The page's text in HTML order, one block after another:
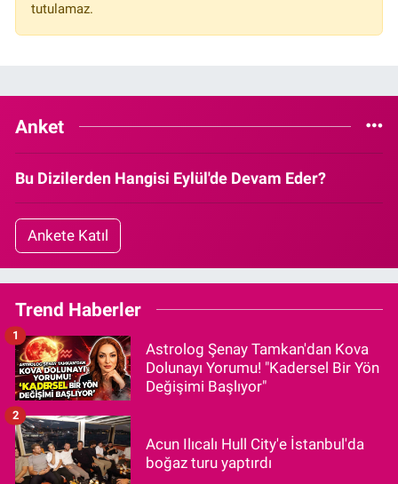
tutulamaz.
Anket
Bu Dizilerden Hangisi Eylül'de Devam Eder?
Ankete Katıl
Trend Haberler
Astrolog Şenay Tamkan'dan Kova
Dolunayı Yorumu! "Kadersel Bir Yön
Değişimi Başlıyor"
1
Acun Ilıcalı Hull City'e İstanbul'da
boğaz turu yaptırdı
2